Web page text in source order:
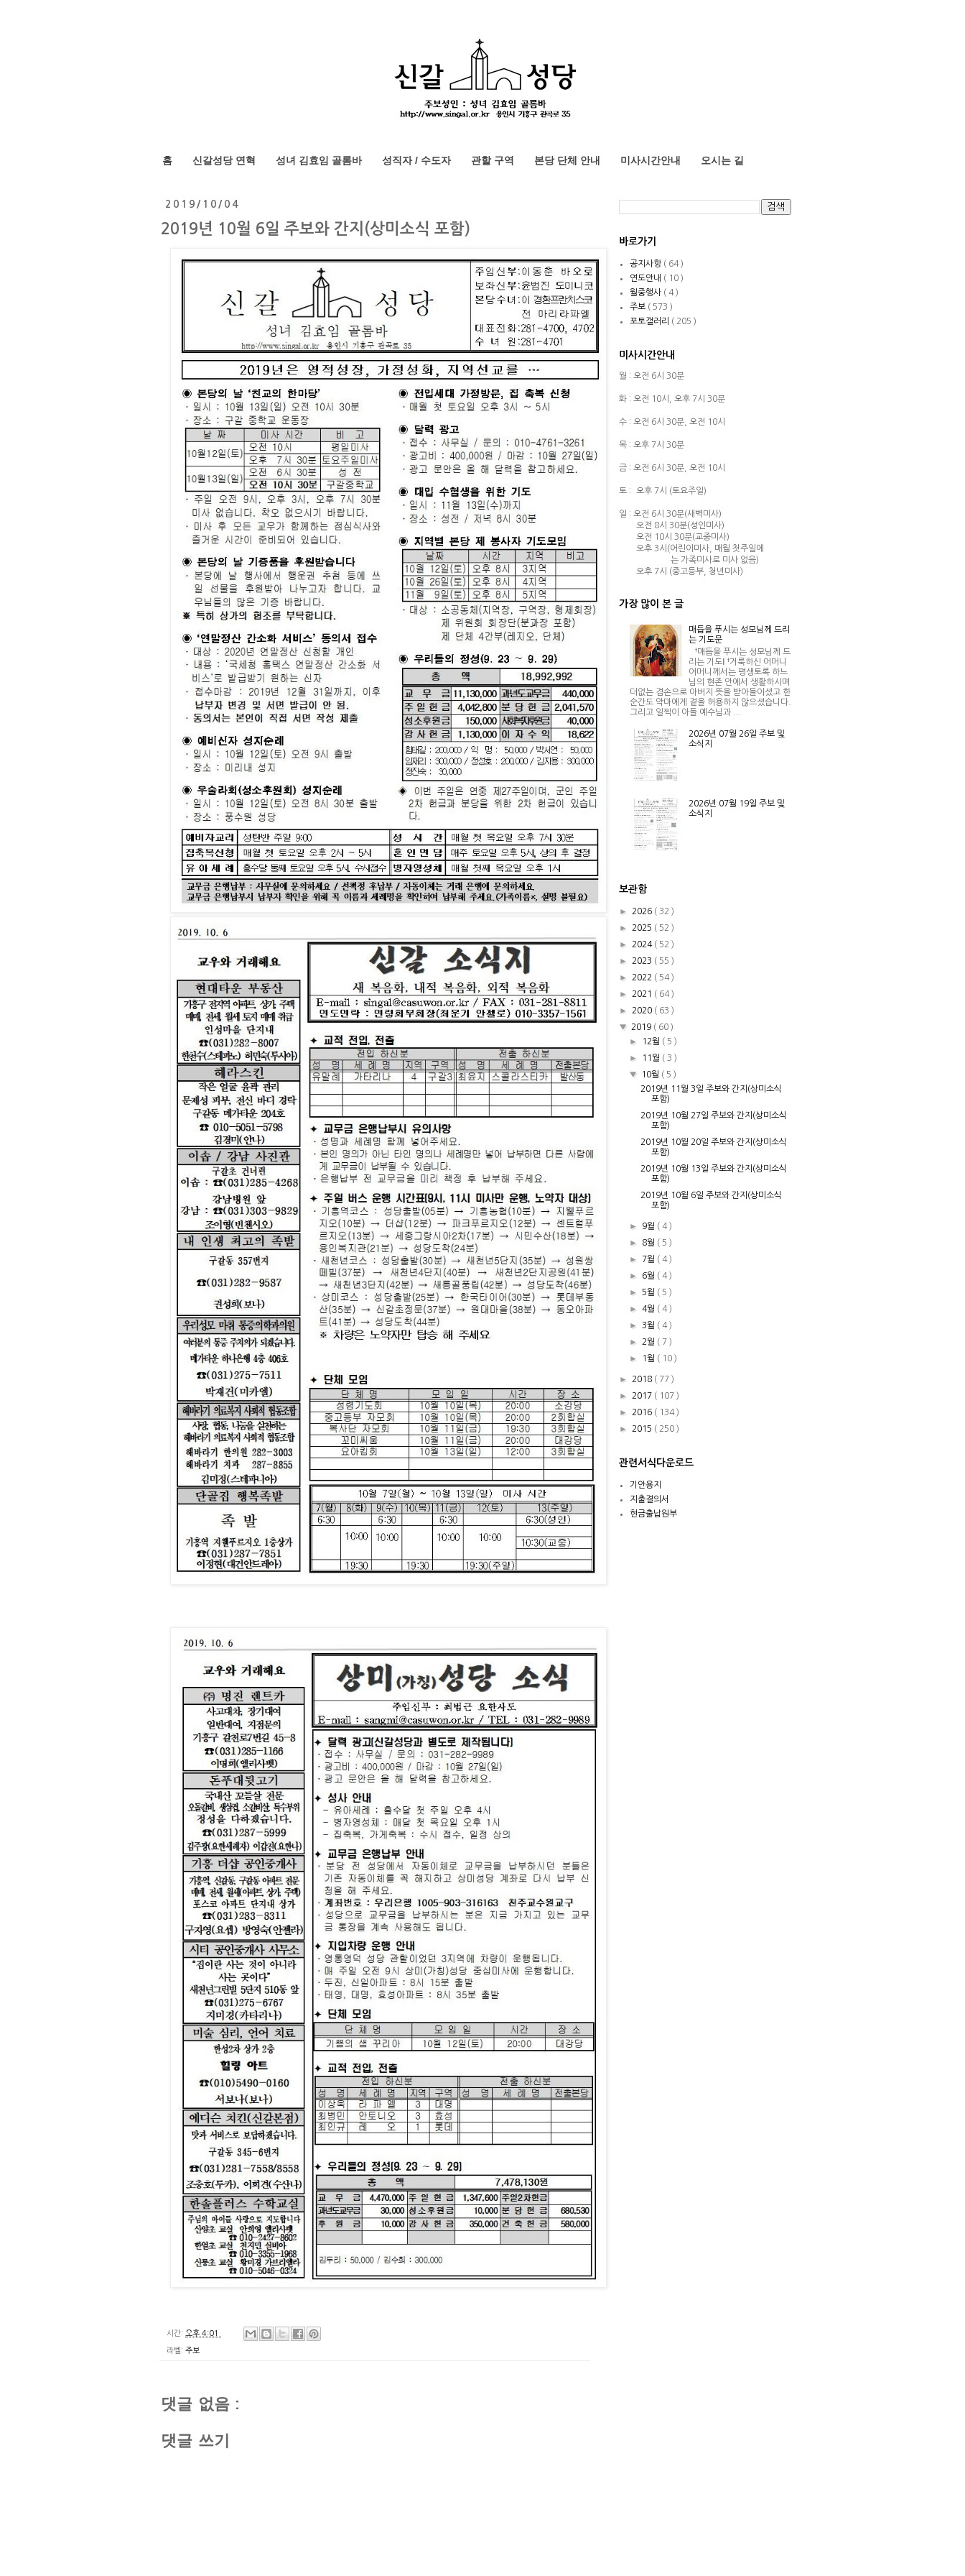
홈 신갈성당 연혁 성녀 김효임 골롬바 성직자 / 수도자 관할 구역 본당 단체 안내 미사시간안내 오시는 길
2019/10/04
2019년 10월 6일 주보와 간지(상미소식 포함)
시간: 오후 4:01
라벨: 주보
댓글 없음 :
댓글 쓰기
바로가기
공지사항 ( 64 )
연도안내 ( 10 )
월중행사 ( 4 )
주보 ( 573 )
포토갤러리 ( 205 )
미사시간안내
월 : 오전 6시 30분
화 : 오전 10시, 오후 7시 30분
수 : 오전 6시 30분, 오전 10시
목 : 오후 7시 30분
금 : 오전 6시 30분, 오전 10시
토 : 오후 7시 (토요주일)
일 : 오전 6시 30분(새벽미사)
오전 8시 30분(성인미사)
오전 10시 30분(교중미사)
오후 3시(어린이미사, 매월 첫주일에
는 가족미사로 미사 없음)
오후 7시 (중고등부, 청년미사)
가장 많이 본 글
매듭을 푸시는 성모님께 드리
는 기도문
†매듭을 푸시는 성모님께 드
리는 기도Ⅰ †거룩하신 어머니
어머니께서는 평생토록 하느
님의 현존 안에서 생활하시며
더없는 겸손으로 아버지 뜻을 받아들이셨고 한
순간도 악마에게 곁을 허용하지 않으셨습니다.
그리고 일찍이 아들 예수님과 ...
2026년 07월 26일 주보 및
소식지
2026년 07월 19일 주보 및
소식지
보관함
► 2026 ( 32 )
► 2025 ( 52 )
► 2024 ( 52 )
► 2023 ( 55 )
► 2022 ( 54 )
► 2021 ( 64 )
► 2020 ( 63 )
▼ 2019 ( 60 )
►
12월 ( 5 )
►
11월 ( 3 )
▼
10월 ( 5 )
2019년 11월 3일 주보와 간지(상미소식
포함)
2019년 10월 27일 주보와 간지(상미소식
포함)
2019년 10월 20일 주보와 간지(상미소식
포함)
2019년 10월 13일 주보와 간지(상미소식
포함)
2019년 10월 6일 주보와 간지(상미소식
포함)
► 9월 ( 4 )
► 8월 ( 5 )
► 7월 ( 4 )
► 6월 ( 4 )
► 5월 ( 5 )
►4월 ( 4 )
► 3월 ( 4 )
► 2월 ( 7 )
►
1월 ( 10 )
► 2018 ( 77 )
► 2017 ( 107 )
► 2016 ( 134 )
► 2015 ( 250 )
관련서식다운로드
기안용지
지출결의서
현금출납원부